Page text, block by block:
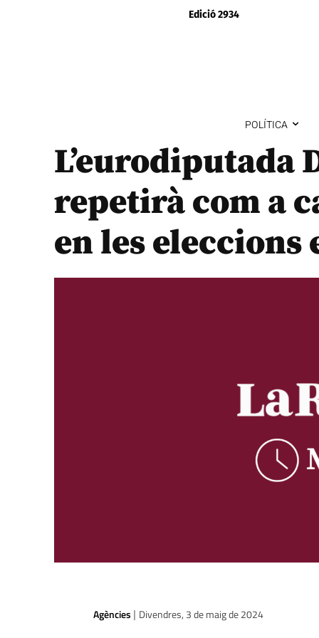
Edició 2934
POLÍTICA
L’eurodiputada
repetirà com a
en les eleccions
Agències | Divendres, 3 de maig de 2024